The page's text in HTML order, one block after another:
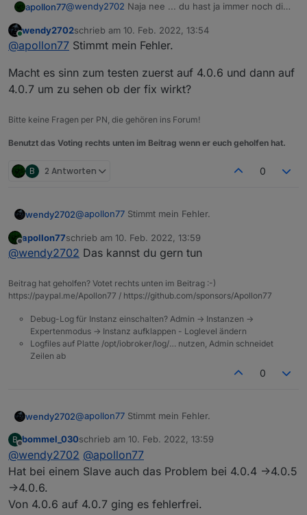
apollon77@wendy2702 Naja nee ... du hast ja immer noch die
Dann upgrade "hart"
cd /opt/iobrokerundnpm i iobroker.js-
controller@4.0.7 --production
Online
wendy2702schrieb am 10. Feb. 2022, 13:54
zuletzt editiert von
@apollon77 Stimmt mein Fehler.
Macht es sinn zum testen zuerst auf 4.0.6 und dann auf
4.0.7 um zu sehen ob der fix wirkt?
Bitte keine Fragen per PN, die gehören ins Forum!
Benutzt das Voting rechts unten im Beitrag wenn er euch geholfen hat.
B 2 Antworten 0
wendy2702@apollon77 Stimmt mein Fehler.
Macht es sinn zum testen zuerst auf 4.0.6 und
dann auf 4.0.7 um zu sehen ob der fix wirkt?
Offline
apollon77schrieb am 10. Feb. 2022, 13:59
zuletzt editiert von
@wendy2702 Das kannst du gern tun
Beitrag hat geholfen? Votet rechts unten im Beitrag :-)
https://paypal.me/Apollon77 / https://github.com/sponsors/Apollon77
Debug-Log für Instanz einschalten? Admin -> Instanzen ->
Expertenmodus -> Instanz aufklappen - Loglevel ändern
Logfiles auf Platte /opt/iobroker/log/… nutzen, Admin schneidet
Zeilen ab
0
wendy2702@apollon77 Stimmt mein Fehler.
Macht es sinn zum testen zuerst auf 4.0.6 und
dann auf 4.0.7 um zu sehen ob der fix wirkt?
B
Offline
bommel_030schrieb am 10. Feb. 2022, 13:59
zuletzt editiert von
@wendy2702 @apollon77
Hat bei einem Slave auch das Problem bei 4.0.4 ->4.0.5
->4.0.6.
Von 4.0.6 auf 4.0.7 ging es fehlerfrei.